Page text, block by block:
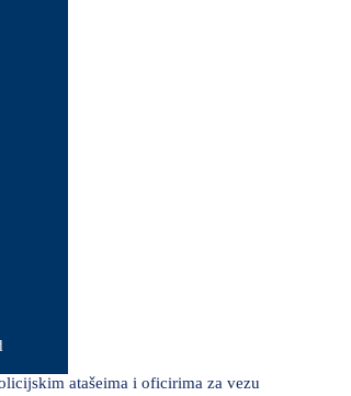
atašeima i oficirima za vezu